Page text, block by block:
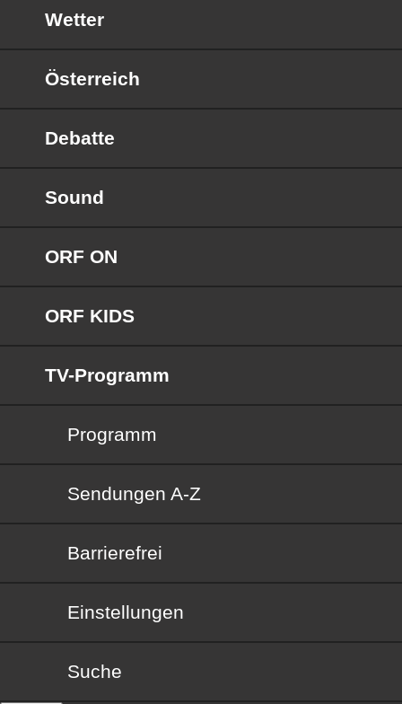
Wetter
Österreich
Debatte
Sound
ORF ON
ORF KIDS
TV-Programm
Programm
Sendungen von A bis Z
Sendungen A-Z
Barrierefrei
Barrierefrei
Einstellungen
Suche